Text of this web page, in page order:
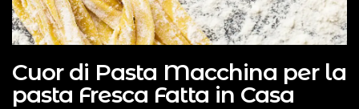
Cuor di Pasta Macchina per la
pasta Fresca Fatta in Casa